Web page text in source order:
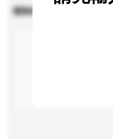
查詢內容